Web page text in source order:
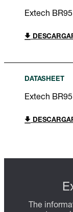
Extech
DATASHEET
Extech
The